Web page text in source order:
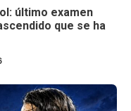
último examen
que se ha